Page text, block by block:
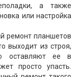
а также
или настройка
ремонт планшетов
выходит из строя,
оставляют ее в
просто упасть.